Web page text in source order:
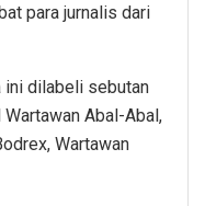
para jurnalis dari
ini dilabeli sebutan
Abal-Abal,
Wartawan